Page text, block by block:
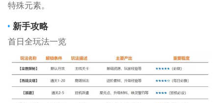
特殊元素。
新手攻略
首日全玩法一览